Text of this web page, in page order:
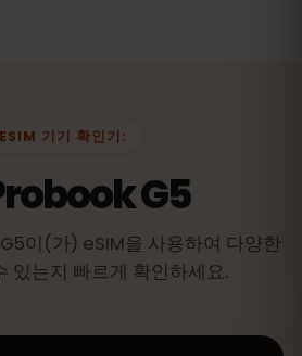
기기 확인기:
G5
이(가) eSIM을 사용하여 다양한
있는지 빠르게 확인하세요.